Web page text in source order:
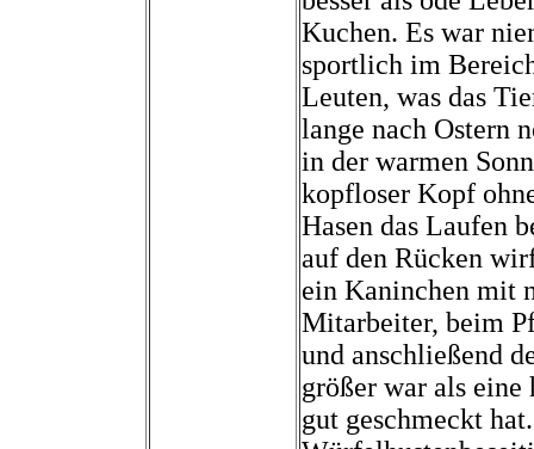
Kuchen. Es war
sportlich im
Leuten, was das
lange nach Ostern
in der warmen
kopfloser Kopf
Hasen das Laufen
auf den Rücken
ein Kaninchen mit
Mitarbeiter, beim
und anschließend
größer war als eine
gut geschmeckt